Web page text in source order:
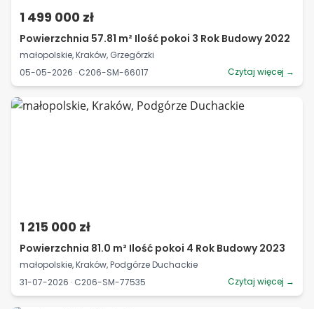
1 499 000 zł
Powierzchnia 57.81 m² Ilość pokoi 3 Rok Budowy 2022
małopolskie, Kraków, Grzegórzki
05-05-2026 · C206-SM-66017
Czytaj więcej →
1 215 000 zł
Powierzchnia 81.0 m² Ilość pokoi 4 Rok Budowy 2023
małopolskie, Kraków, Podgórze Duchackie
31-07-2026 · C206-SM-77535
Czytaj więcej →